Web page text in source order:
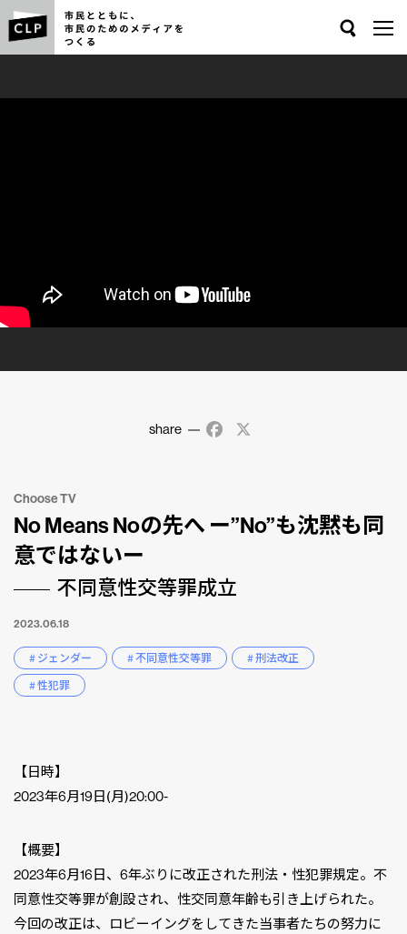
share Facebook
Choose TV
No Means Noの先へ ー”No”も沈黙も同
意ではないー
不同意性交等罪成立
2023.06.18
# ジェンダー # 不同意性交等罪
# 刑法改正
# 性犯罪
【日時】
2023年6月19日(月)20:00-
【概要】
2023年6月16日、6年ぶりに改正された刑法・性犯罪規定。不
同意性交等罪が創設され、性交同意年齢も引き上げられた。
今回の改正は、ロビーイングをしてきた当事者たちの努力に